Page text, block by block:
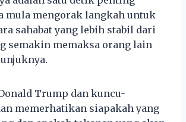
mula mengorak langkah untuk
sahabat yang lebih stabil dari
semakin memaksa orang lain
Trump dan kuncu-
memerhatikan siapakah yang